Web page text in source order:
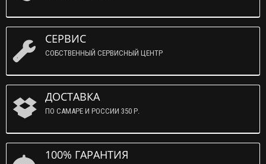
СЕРВИС
СОБСТВЕННЫЙ СЕРВИСНЫЙ ЦЕНТР
ДОСТАВКА
ПО САМАРЕ И РОССИИ 350 Р.
100% ГАРАНТИЯ